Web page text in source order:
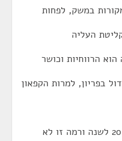
במשק, לפחות
העליה
הרווחיות וכושר
למרות הגידול בפריון, למרות הקפאון
האינפלציה במשק היא ברמה של % 20 לשנה ורמה זו לא